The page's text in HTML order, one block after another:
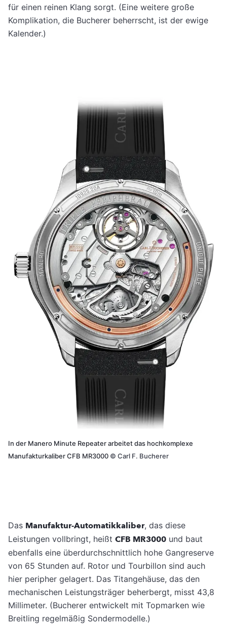
für einen reinen Klang sorgt. (Eine weitere große
Komplikation, die Bucherer beherrscht, ist der ewige
Kalender.)
In der Manero Minute Repeater arbeitet das hochkomplexe
Manufakturkaliber CFB MR3000 © Carl F. Bucherer
Das Manufaktur-Automatikkaliber, das diese
Leistungen vollbringt, heißt CFB MR3000 und baut
ebenfalls eine überdurchschnittlich hohe Gangreserve
von 65 Stunden auf. Rotor und Tourbillon sind auch
hier peripher gelagert. Das Titangehäuse, das den
mechanischen Leistungsträger beherbergt, misst 43,8
Millimeter. (Bucherer entwickelt mit Topmarken wie
Breitling regelmäßig Sondermodelle.)